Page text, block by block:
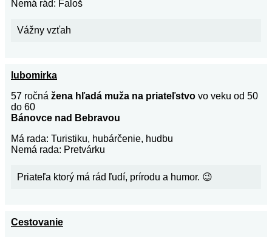
Nemá rád: Faloš
Vážny vzťah
lubomirka
57 ročná žena hľadá muža na priateľstvo vo veku od 50
do 60
Bánovce nad Bebravou
Má rada: Turistiku, hubárčenie, hudbu
Nemá rada: Pretvárku
Priateľa ktorý má rád ľudí, prírodu a humor. 😉
Cestovanie